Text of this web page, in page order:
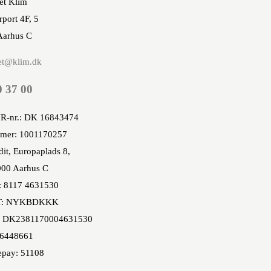
4F, 5
C
37 00
nr.: DK 16843474
1001170257
Europaplads 8,
Aarhus C
8117 4631530
NYKBDKKK
51108